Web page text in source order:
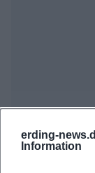
erding-
Information